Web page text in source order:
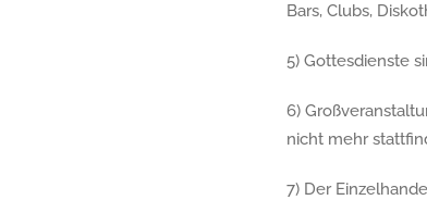
Bars, Clubs,
5) Gottesdienste
6)
nicht mehr
7) Der